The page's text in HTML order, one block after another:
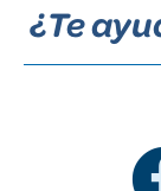
¿Te